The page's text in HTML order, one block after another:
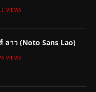
VIEWS
ลาว (Noto Sans Lao)
VIEWS